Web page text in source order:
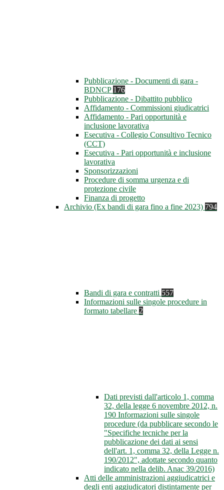
Pubblicazione - Documenti di gara -
BDNCP 176
Pubblicazione - Dibattito pubblico
Affidamento - Commissioni giudicatrici
Affidamento - Pari opportunità e
inclusione lavorativa
Esecutiva - Collegio Consultivo Tecnico
(CCT)
Esecutiva - Pari opportunità e inclusione
lavorativa
Sponsorizzazioni
Procedure di somma urgenza e di
protezione civile
Finanza di progetto
Archivio (Ex bandi di gara fino a fine 2023) 794
Bandi di gara e contratti 557
Informazioni sulle singole procedure in
formato tabellare 2
Dati previsti dall'articolo 1, comma
32, della legge 6 novembre 2012, n.
190 Informazioni sulle singole
procedure (da pubblicare secondo le
"Specifiche tecniche per la
pubblicazione dei dati ai sensi
dell'art. 1, comma 32, della Legge n.
190/2012", adottate secondo quanto
indicato nella delib. Anac 39/2016)
Atti delle amministrazioni aggiudicatrici e
degli enti aggiudicatori distintamente per